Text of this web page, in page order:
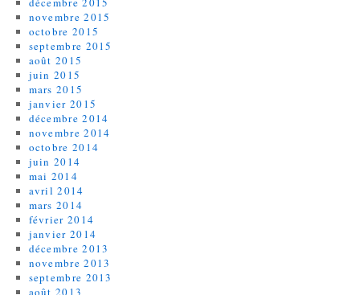
novembre 2015
octobre 2015
septembre 2015
août 2015
juin 2015
mars 2015
janvier 2015
décembre 2014
novembre 2014
octobre 2014
juin 2014
mai 2014
avril 2014
mars 2014
février 2014
janvier 2014
décembre 2013
novembre 2013
septembre 2013
août 2013